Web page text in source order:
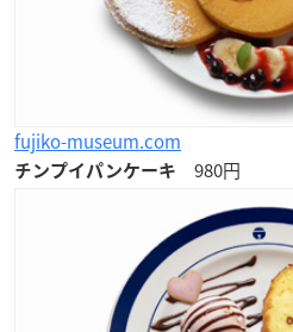
fujiko-museum.com
チンプイパンケーキ 980円